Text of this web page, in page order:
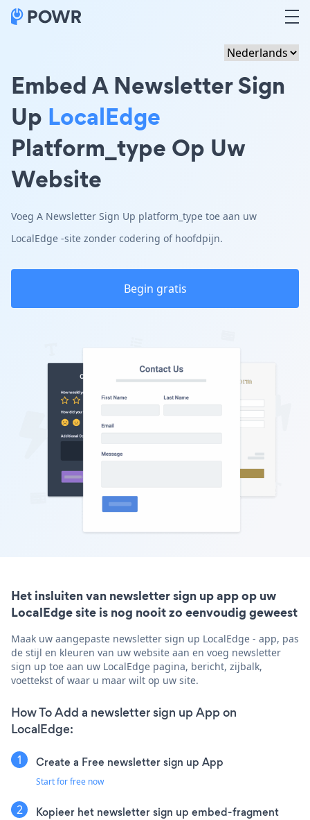
Embed A Newsletter Sign
Up LocalEdge
Platform_type Op Uw
Website
Voeg A Newsletter Sign Up platform_type toe aan uw
LocalEdge -site zonder codering of hoofdpijn.
Begin gratis
Het insluiten van newsletter sign up app op uw
LocalEdge site is nog nooit zo eenvoudig geweest
Maak uw aangepaste newsletter sign up LocalEdge - app, pas
de stijl en kleuren van uw website aan en voeg newsletter
sign up toe aan uw LocalEdge pagina, bericht, zijbalk,
voettekst of waar u maar wilt op uw site.
How To Add a newsletter sign up App on
LocalEdge:
Create a Free newsletter sign up App
Start for free now
Kopieer het newsletter sign up embed-fragment